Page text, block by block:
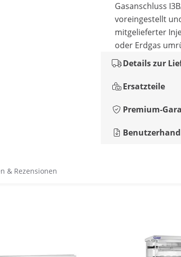
Gasanschluss
voreingestellt
mitgelieferter
oder Erdgas
Details zur
Ersatzteile
Premium-
& Rezensionen